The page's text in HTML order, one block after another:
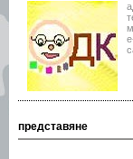
представяне